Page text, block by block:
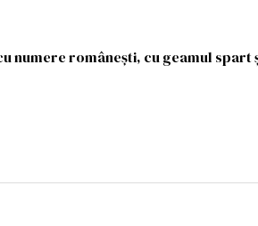
numere românești, cu geamul spart